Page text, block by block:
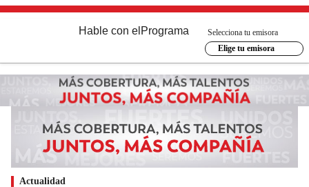
Hable con el Programa
Selecciona tu emisora
Elige tu emisora
Actualidad